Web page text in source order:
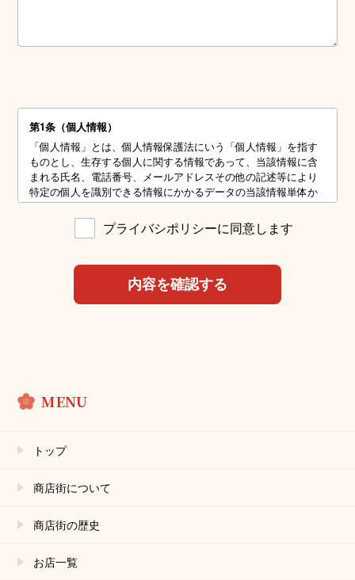
第1条（個⼈情報）
「個⼈情報」とは、個⼈情報保護法にいう「個⼈情報」を指す
ものとし、⽣存する個⼈に関する情報であって、当該情報に含
まれる⽒名、電話番号、メールアドレスその他の記述等により
特定の個⼈を識別できる情報にかかるデータの当該情報単体か
ら特定の個⼈を識別できる情報（個⼈識別情報）を指します。
第2条（個⼈情報の収集⽅法）
ールアドレスなどの個⼈情報をお尋ねすることがあります。ま
た、ユーザーと提携先などとの間でなされたユーザーの個⼈情
報を,当組合の提携先（情報提供元、広告主、広告配信先などを
す。
うことを含む）
重要なお知らせなど必要に応じたご連絡のため
当組合は、利⽤⽬的が変更前と関連性を有すると合理的に認め
す。
利⽤⽬的の変更を⾏った場合には、変更後の⽬的について、当
プライバシポリシーに同意します
MENU
トップ
商店街について
商店街の歴史
お店⼀覧